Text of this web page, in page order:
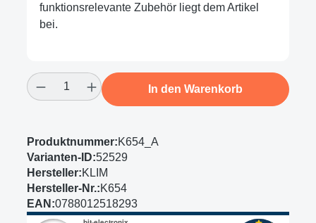
funktionsrelevante Zubehör liegt dem Artikel
bei.
Produkt Anzahl: Gib den gewünschten
In den Warenkorb
Produktnummer:K654_A
Varianten-ID:52529
Hersteller:KLIM
Hersteller-Nr.:K654
EAN:0788012518293